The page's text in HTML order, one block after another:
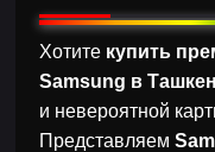
Хотите купить
Samsung в
и невероятной
Представляем